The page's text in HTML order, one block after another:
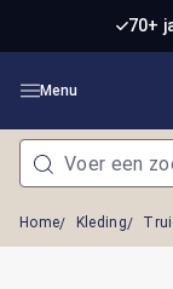
Ga naar de 70+
Menu
Home Kleding